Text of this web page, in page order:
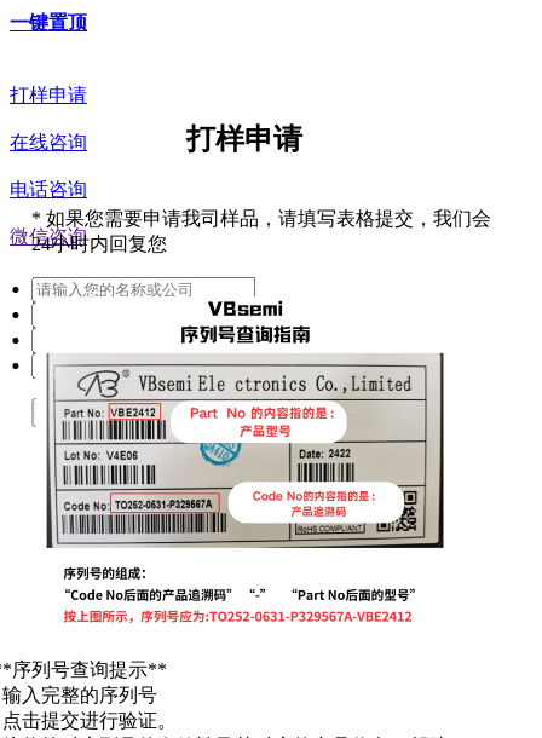
一键置顶
打样申请
在线咨询
电话咨询
微信咨询
打样申请
* 如果您需要申请我司样品，请填写表格提交，我们会
24小时内回复您
提交
序列号查询提示**
输入完整的序列号
点击提交进行验证。